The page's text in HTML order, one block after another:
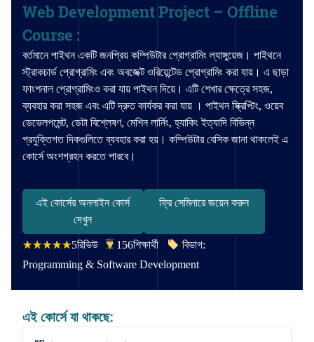
Web Development Project – Offline
Course :
বর্তমানে পাইথন একটি জনপ্রিয় কম্পিউটার প্রোগ্রামিং ল্যাঙ্গুয়েজ। পাইথনে
স্ট্রাকচার্ড প্রোগ্রামিং এবং অবজেক্ট ওরিয়েন্টেড প্রোগ্রামিং করা যায়। এ ছাড়া
ফাংশনাল প্রোগ্রামিংও করা যায় পাইথন দিয়ে। এটি শেখার ক্ষেত্রে সহজ,
ব্যবহার করা সহজ এবং এটি দ্রুত কার্যকর করা যায় । পাইথন স্ক্রিপ্টিং, ওয়েব
ডেভেলপমেন্ট, ডেটা বিশ্লেষণ, মেশিন লার্নিং, হ্যাকিং ইত্যাদি বিভিন্ন
প্রযুক্তিগত দিকগুলিতে ব্যবহার করা হয়। কম্পিউটার বেসিক জানা থাকলেই এ
কোর্সে অংশগ্রহন করতে পারবে।
এই কোর্সের অনলাইন কোর্স
দেখুন
ফ্রি সেমিনারে জয়েন করুন
5রিভিউ 156শিক্ষার্থী
বিভাগ:
Programming & Software Development
এই কোর্সে যা থাকছে: